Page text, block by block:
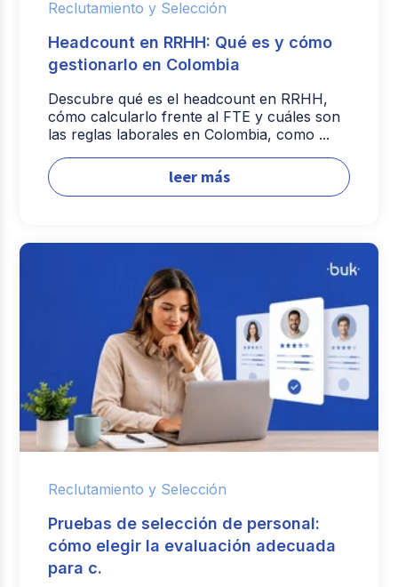
Reclutamiento y Selección
Headcount en RRHH: Qué es y cómo
gestionarlo en Colombia
Descubre qué es el headcount en RRHH,
cómo calcularlo frente al FTE y cuáles son
las reglas laborales en Colombia, como ...
leer más
Reclutamiento y Selección
Pruebas de selección de personal:
cómo elegir la evaluación adecuada
para c.